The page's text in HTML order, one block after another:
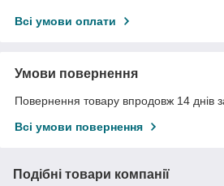
Всі умови оплати
Умови повернення
Повернення товару впродовж 14 днів
Всі умови повернення
Подібні товари компанії